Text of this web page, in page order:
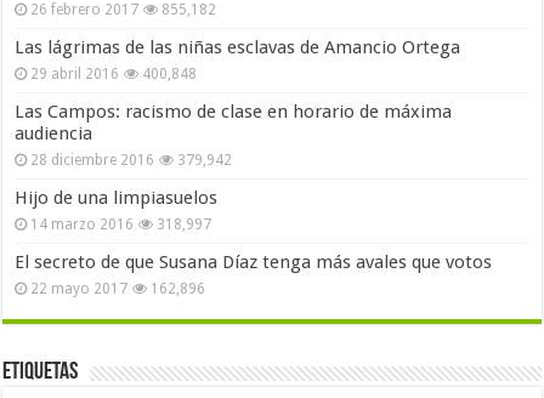
26 febrero 2017 855,182
Las lágrimas de las niñas esclavas de Amancio Ortega
29 abril 2016 400,848
Las Campos: racismo de clase en horario de máxima
audiencia
28 diciembre 2016 379,942
Hijo de una limpiasuelos
14 marzo 2016 318,997
El secreto de que Susana Díaz tenga más avales que votos
22 mayo 2017 162,896
Etiquetas